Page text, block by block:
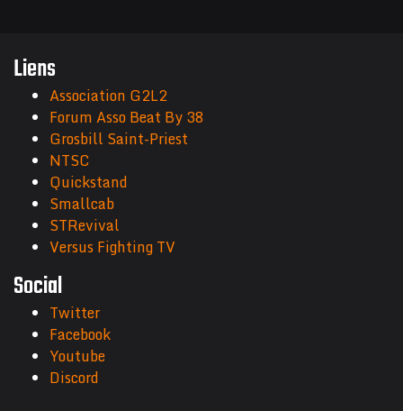
Liens
Association G2L2
Forum Asso Beat By 38
Grosbill Saint-Priest
NTSC
Quickstand
Smallcab
STRevival
Versus Fighting TV
Social
Twitter
Facebook
Youtube
Discord